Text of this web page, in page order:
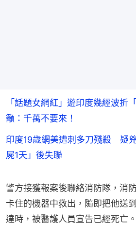
「話題女網紅」遊印度幾經波
籲：千萬不要來！
印度19歲網美遭刺多刀殘殺 疑
屍1天」後失聯
警方接獲報案後聯絡消防隊，消
卡住的機器中救出，隨即把他送
達時，被醫護人員宣告已經死亡。